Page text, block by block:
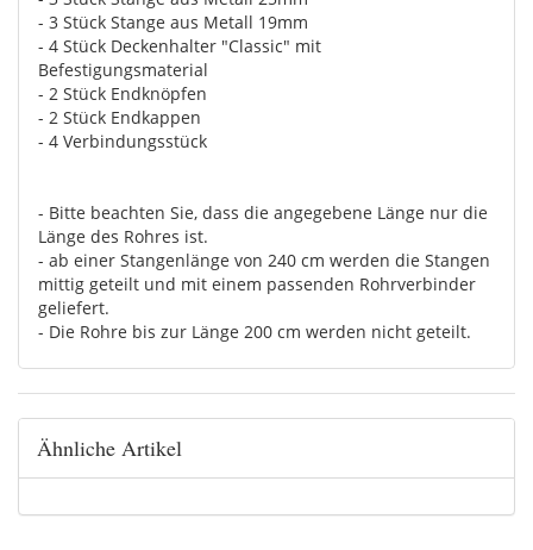
- 3 Stück Stange aus Metall 19mm
- 4 Stück Deckenhalter "Classic" mit
Befestigungsmaterial
- 2 Stück Endknöpfen
- 2 Stück Endkappen
- 4 Verbindungsstück
- Bitte beachten Sie, dass die angegebene Länge nur die
Länge des Rohres ist.
- ab einer Stangenlänge von 240 cm werden die Stangen
mittig geteilt und mit einem passenden Rohrverbinder
geliefert.
- Die Rohre bis zur Länge 200 cm werden nicht geteilt.
Ähnliche Artikel